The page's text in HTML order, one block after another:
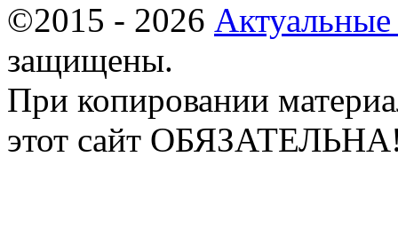
©2015 - 2026
защищены.
При копировании
этот сайт